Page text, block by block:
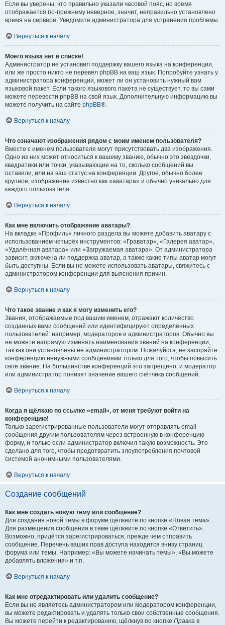
Если вы уверены, что правильно указали часовой пояс, но время
отображается по-прежнему неверное, значит, неправильно установлено
время на сервере. Уведомите администратора для устранения проблемы.
Вернуться к началу
Моего языка нет в списке!
Администратор не установил поддержку вашего языка на конференции,
или же просто никто не перевёл phpBB на ваш язык. Попробуйте узнать у
администратора конференции, может ли он установить нужный вам
языковой пакет. Если такого языкового пакета не существует, то вы сами
можете перевести phpBB на свой язык. Дополнительную информацию вы
можете получить на сайте phpBB®.
Вернуться к началу
Что означают изображения рядом с моим именем пользователя?
Вместе с именем пользователя могут присутствовать два изображения.
Одно из них может относиться к вашему званию, обычно это звёздочки,
квадратики или точки, указывающие на то, сколько сообщений вы
оставили, или на ваш статус на конференции. Другое, обычно более
крупное, изображение известно как «аватара» и обычно уникально для
каждого пользователя.
Вернуться к началу
Как мне включить отображение аватары?
На вкладке «Профиль» личного раздела вы можете добавить аватару с
использованием четырёх инструментов: «Граватар», «Галерея аватар»,
«Удалённая аватара» или «Загружаемая аватара». От администратора
зависит, включена ли поддержка аватар, а также какие типы аватар могут
быть доступны. Если вы не можете использовать аватары, свяжитесь с
администратором конференции для выяснения причин.
Вернуться к началу
Что такое звание и как я могу изменить его?
Звания, отображаемые под вашим именем, отражают количество
созданных вами сообщений или идентифицируют определённых
пользователей: например, модераторов и администраторов. Обычно вы
не можете напрямую изменять наименования званий на конференции,
так как они установлены её администратором. Пожалуйста, не засоряйте
конференцию ненужными сообщениями только для того, чтобы повысить
своё звание. На большинстве конференций это запрещено, и модератор
или администратор понизят значение вашего счётчика сообщений.
Вернуться к началу
Когда я щёлкаю по ссылке «email», от меня требуют войти на
конференцию!
Только зарегистрированные пользователи могут отправлять email-
сообщения другим пользователям через встроенную в конференцию
форму, и только если администратор включил такую возможность. Это
сделано для того, чтобы предотвратить злоупотребления почтовой
системой анонимными пользователями.
Вернуться к началу
Создание сообщений
Как мне создать новую тему или сообщение?
Для создания новой темы в форуме щёлкните по кнопке «Новая тема».
Для размещения сообщения в теме щёлкните по кнопке «Ответить».
Возможно, придётся зарегистрироваться, прежде чем отправить
сообщение. Перечень ваших прав доступа находится внизу страниц
форума или темы. Например: «Вы можете начинать темы», «Вы можете
добавлять вложения» и т.п.
Вернуться к началу
Как мне отредактировать или удалить сообщение?
Если вы не являетесь администратором или модератором конференции,
вы можете редактировать и удалять только свои собственные сообщения.
Вы можете перейти к редактированию, щёлкнув по кнопке Правка в